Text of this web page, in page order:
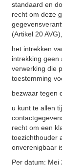
standaard en
recht om deze
(Artikel 20 AVG),
het intrekken
intrekking geen
verwerking die
toestemming
bezwaar tegen
u kunt te allen
recht om een
toezichthouder
onverenigbaar
Per datum: Mei